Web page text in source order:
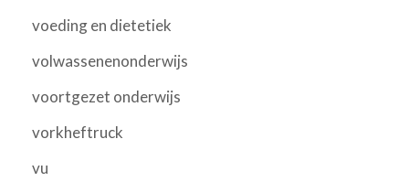
voeding en dietetiek
volwassenenonderwijs
voortgezet onderwijs
vorkheftruck
vu